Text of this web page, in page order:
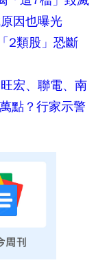
因也曝光
2類股」恐斷
宏、聯電、南
點？行家示警